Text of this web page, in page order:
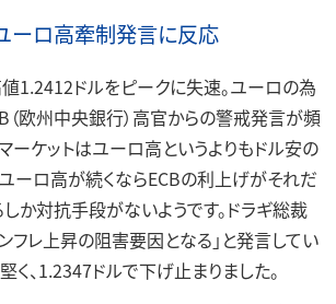
ーロ高牽制発言に反応
1.2412ドルをピークに失速。ユーロの為
（欧州中央銀行）高官からの警戒発言が頻
ーケットはユーロ高というよりもドル安の
ーロ高が続くならECBの利上げがそれだ
か対抗手段がないようです。ドラギ総裁
フレ上昇の阻害要因となる」と発言してい
く、1.2347ドルで下げ止まりました。